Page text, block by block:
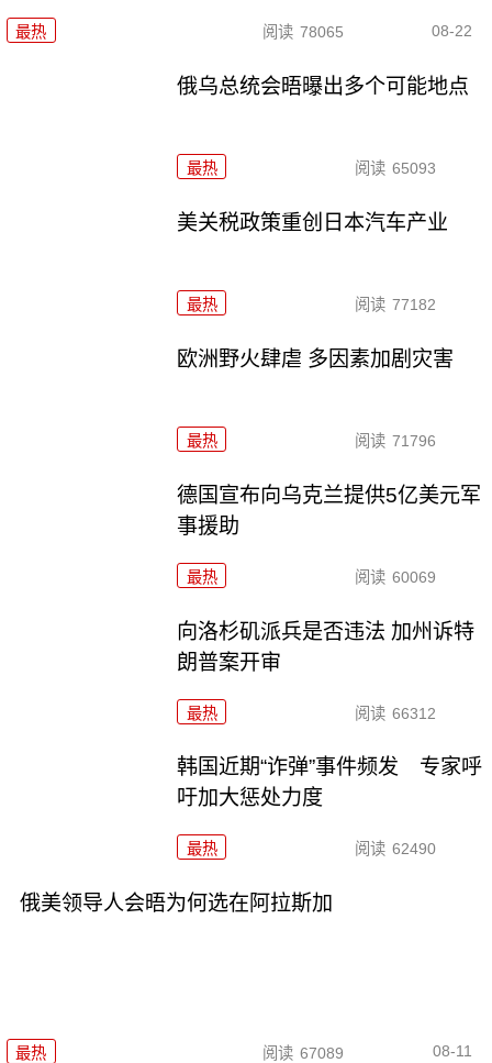
最热 阅读 78065 08-22
俄乌总统会晤曝出多个可能地点
最热 阅读 65093
美关税政策重创日本汽车产业
最热 阅读 77182
欧洲野火肆虐 多因素加剧灾害
最热 阅读 71796
德国宣布向乌克兰提供5亿美元军
事援助
最热 阅读 60069
向洛杉矶派兵是否违法 加州诉特
朗普案开审
最热 阅读 66312
韩国近期“诈弹”事件频发 专家呼
吁加大惩处力度
最热 阅读 62490
俄美领导人会晤为何选在阿拉斯加
最热 阅读 67089 08-11